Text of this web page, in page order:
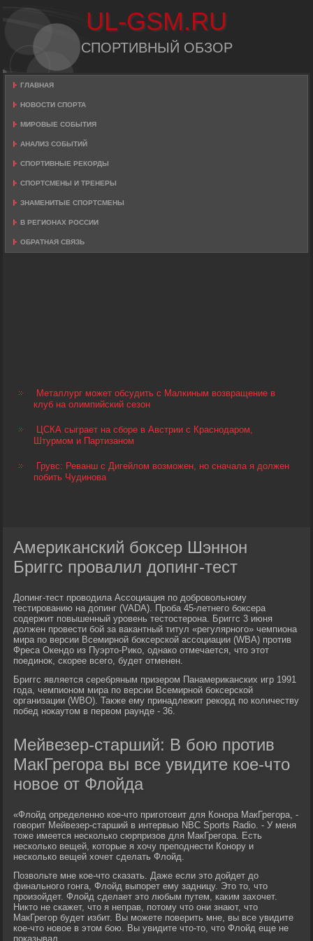
UL-GSM.RU
СПОРТИВНЫЙ ОБЗОР
ГЛАВНАЯ
НОВОСТИ СПОРТА
МИРОВЫЕ СОБЫТИЯ
АНАЛИЗ СОБЫТИЙ
СПОРТИВНЫЕ РЕКОРДЫ
СПОРТСМЕНЫ И ТРЕНЕРЫ
ЗНАМЕНИТЫЕ СПОРТСМЕНЫ
В РЕГИОНАХ РОССИИ
ОБРАТНАЯ СВЯЗЬ
Металлург может обсудить с Малкиным возвращение в
клуб на олимпийский сезон
ЦСКА сыграет на сборе в Австрии с Краснодаром,
Штурмом и Партизаном
Грувс: Реванш с Дигейлом возможен, но сначала я должен
побить Чудинова
Американский боксер Шэннон
Бриггс провалил допинг-тест
Допинг-тест проводила Ассоциация по добровольному
тестированию на допинг (VADA). Проба 45-летнего боксера
содержит повышенный уровень тестостерона. Бриггс 3 июня
должен провести бой за вакантный титул «регулярного» чемпиона
мира по версии Всемирной боксерской ассоциации (WBA) против
Фреса Окендо из Пуэрто-Рико, однако отмечается, что этот
поединок, скорее всего, будет отменен.
Бриггс является серебряным призером Панамериканских игр 1991
года, чемпионом мира по версии Всемирной боксерской
организации (WBO). Также ему принадлежит рекорд по количеству
побед нокаутом в первом раунде - 36.
Мейвезер-старший: В бою против
МакГрегора вы все увидите кое-что
новое от Флойда
«Флойд определенно кое-что приготовит для Конора МакГрегора, -
говорит Мейвезер-старший в интервью NBC Sports Radio. - У меня
тоже имеется несколько сюрпризов для МакГрегора. Есть
несколько вещей, которые я хочу преподнести Конору и
несколько вещей хочет сделать Флойд.
Позвольте мне кое-что сказать. Даже если это дойдет до
финального гонга, Флойд выпорет ему задницу. Это то, что
произойдет. Флойд сделает это любым путем, каким захочет.
Никто не скажет, что я неправ, потому что они знают, что
МакГрегор будет избит. Вы можете поверить мне, вы все увидите
кое-что новое в этом бою. Вы увидите что-то, что Флойд еще не
показывал.